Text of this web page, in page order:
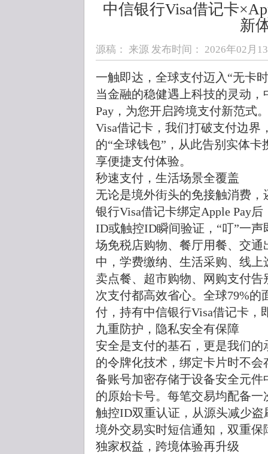
中信银行Visa借记卡
新
源稿： 来源 发布时间： 2026年02月
一触即达，全球支付迈入“无卡
当金融的稳健遇上科技的灵动
Pay，为您开启跨境支付新范式
Visa借记卡，我们打破支付边界
的“全球钱包”，从此告别实体
享便捷支付体验。
秒速支付，生活场景全覆盖
无论是境外街头的免接触消费
银行Visa借记卡绑定Apple Pay
ID或触控ID瞬间验证，“叮”一
场免税店购物、餐厅用餐、交
中，学费缴纳、生活采购、线
卖点餐、超市购物、网购支付
次支付都高效省心。全球79%的
付，持有中信银行Visa借记卡，
九重防护，隐私安全有保障
安全是支付的基石，更是我们的
的令牌化技术，绑定卡片时不
备账号加密存储于设备安全元
的原始卡号。每笔交易均配备
触控ID双重认证，从源头减少
境外交易实时短信通知，双重保
独家权益，跨境体验再升级